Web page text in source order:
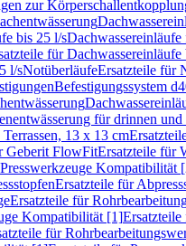
zur
bis 25 l/s
für Dachwassereinläufe
l/sNotüberläufeErsatzteile für
Befestigungssystem
für drinnen und
13 x 13 cm
Geberit FlowFitErsatzteile für
Presswerkzeuge Kompatibilität
Ersatzteile für
Ersatzteile für
Kompatibilität [1]
für